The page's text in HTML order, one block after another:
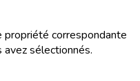
propriété correspondante
avez sélectionnés.